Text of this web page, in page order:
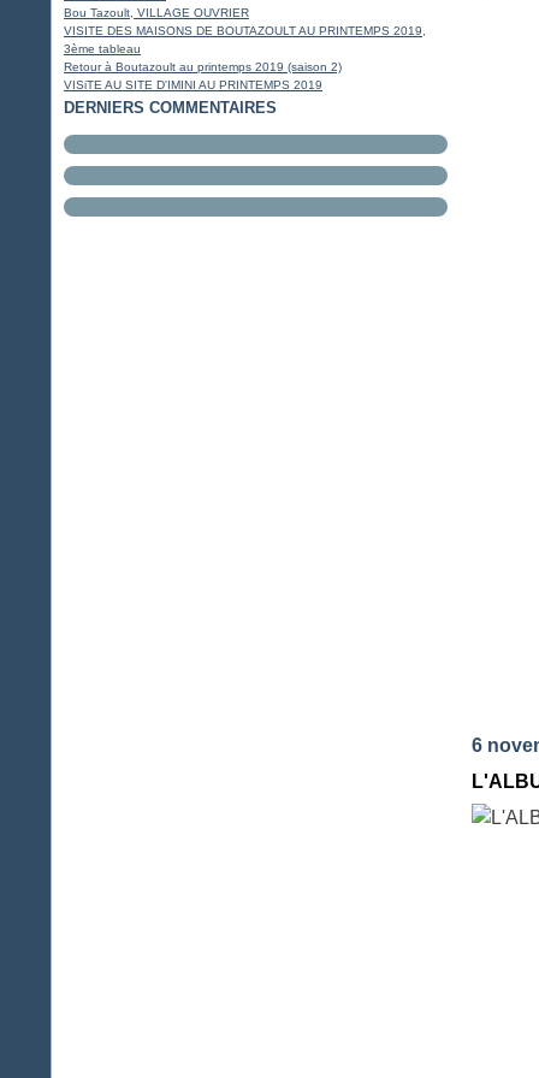
Janvier(1)
Janvier(5)
Mars
(16)
Février(12)
Janvier
Avril
(15)
Mars(11)
Bou Tazoult, VILLAGE OUVRIER
VISITE DES MAISONS DE BOUTAZOULT AU PRINTEMPS 2019,
3ème tableau
Retour à Boutazoult au printemps 2019 (saison 2)
VISiTE AU SITE D'IMINI AU PRINTEMPS 2019
DERNIERS COMMENTAIRES
6